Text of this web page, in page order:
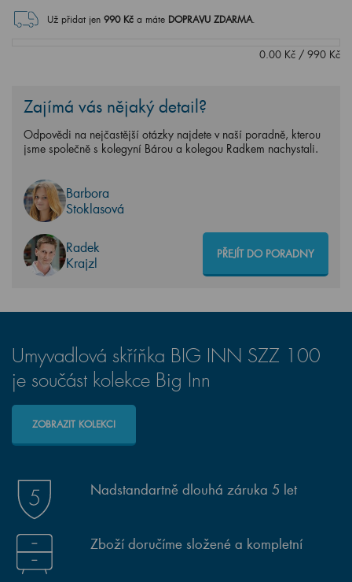
Už přidat jen 990Kč a máte DOPRAVU ZDARMA.
0.00 Kč / 990 Kč
Zajímá vás nějaký detail?
Odpovědi na nejčastější otázky najdete v naší poradně, kterou
jsme společně s kolegyní Bárou a kolegou Radkem nachystali.
Barbora
Stoklasová
Radek
Krajzl
PŘEJÍT DO PORADNY
Umyvadlová skříňka BIG INN SZZ 100
je součást kolekce Big Inn
ZOBRAZIT KOLEKCI
Nadstandartně dlouhá záruka 5 let
Zboží doručíme složené a kompletní